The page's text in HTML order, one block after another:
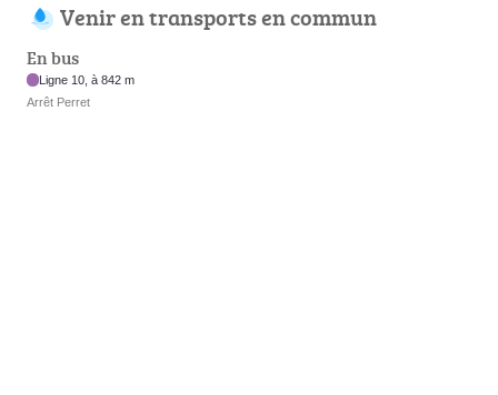
Venir en transports en commun
En bus
Ligne 10, à 842 m
Arrêt Perret